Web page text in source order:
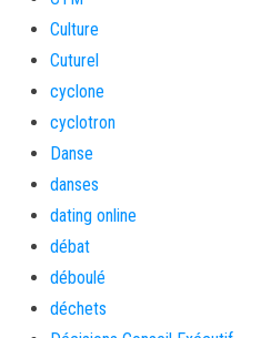
Culture
Cuturel
cyclone
cyclotron
Danse
danses
dating online
débat
déboulé
déchets